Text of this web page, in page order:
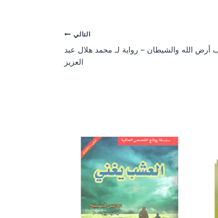
التالي
أرض الله والشيطان – رواية لـ محمد هلال عبد
العزيز